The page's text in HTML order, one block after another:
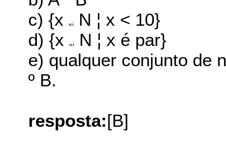
c) {x N ¦ x < 10}
d) {x N ¦ x é par}
e) qualquer conjunto de
º B.
resposta:[B]